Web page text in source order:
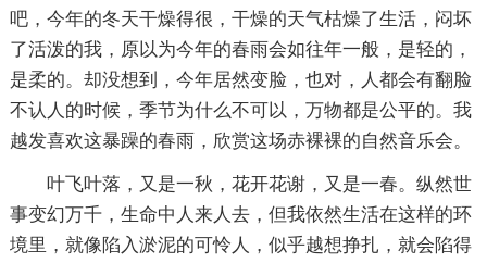
吧，今年的冬天干燥得很，干燥的天气枯燥了生活，闷坏
了活泼的我，原以为今年的春雨会如往年一般，是轻的，
是柔的。却没想到，今年居然变脸，也对，人都会有翻脸
不认人的时候，季节为什么不可以，万物都是公平的。我
越发喜欢这暴躁的春雨，欣赏这场赤裸裸的自然音乐会。
叶飞叶落，又是一秋，花开花谢，又是一春。纵然世
事变幻万千，生命中人来人去，但我依然生活在这样的环
境里，就像陷入淤泥的可怜人，似乎越想挣扎，就会陷得